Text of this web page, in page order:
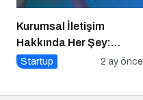
Kurumsal İletişim
Hakkında Her Şey:
Kurumsal İletişim 2.0
Startup 2 ay önce